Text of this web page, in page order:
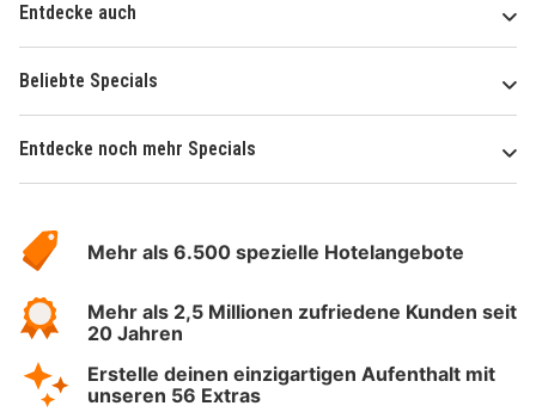
Entdecke auch
Beliebte Specials
Entdecke noch mehr Specials
Hotelspecials
Mehr als 6.500 spezielle Hotelangebote
Mehr als 2,5 Millionen zufriedene Kunden seit
20 Jahren
Erstelle deinen einzigartigen Aufenthalt mit
unseren 56 Extras